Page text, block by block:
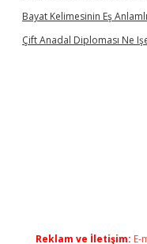
Bayat Kelimesinin Eş
Çift Anadal Diploması Ne
Reklam ve İletişim: E-